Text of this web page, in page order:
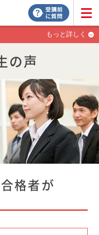
もっと詳しく
の声
格者が